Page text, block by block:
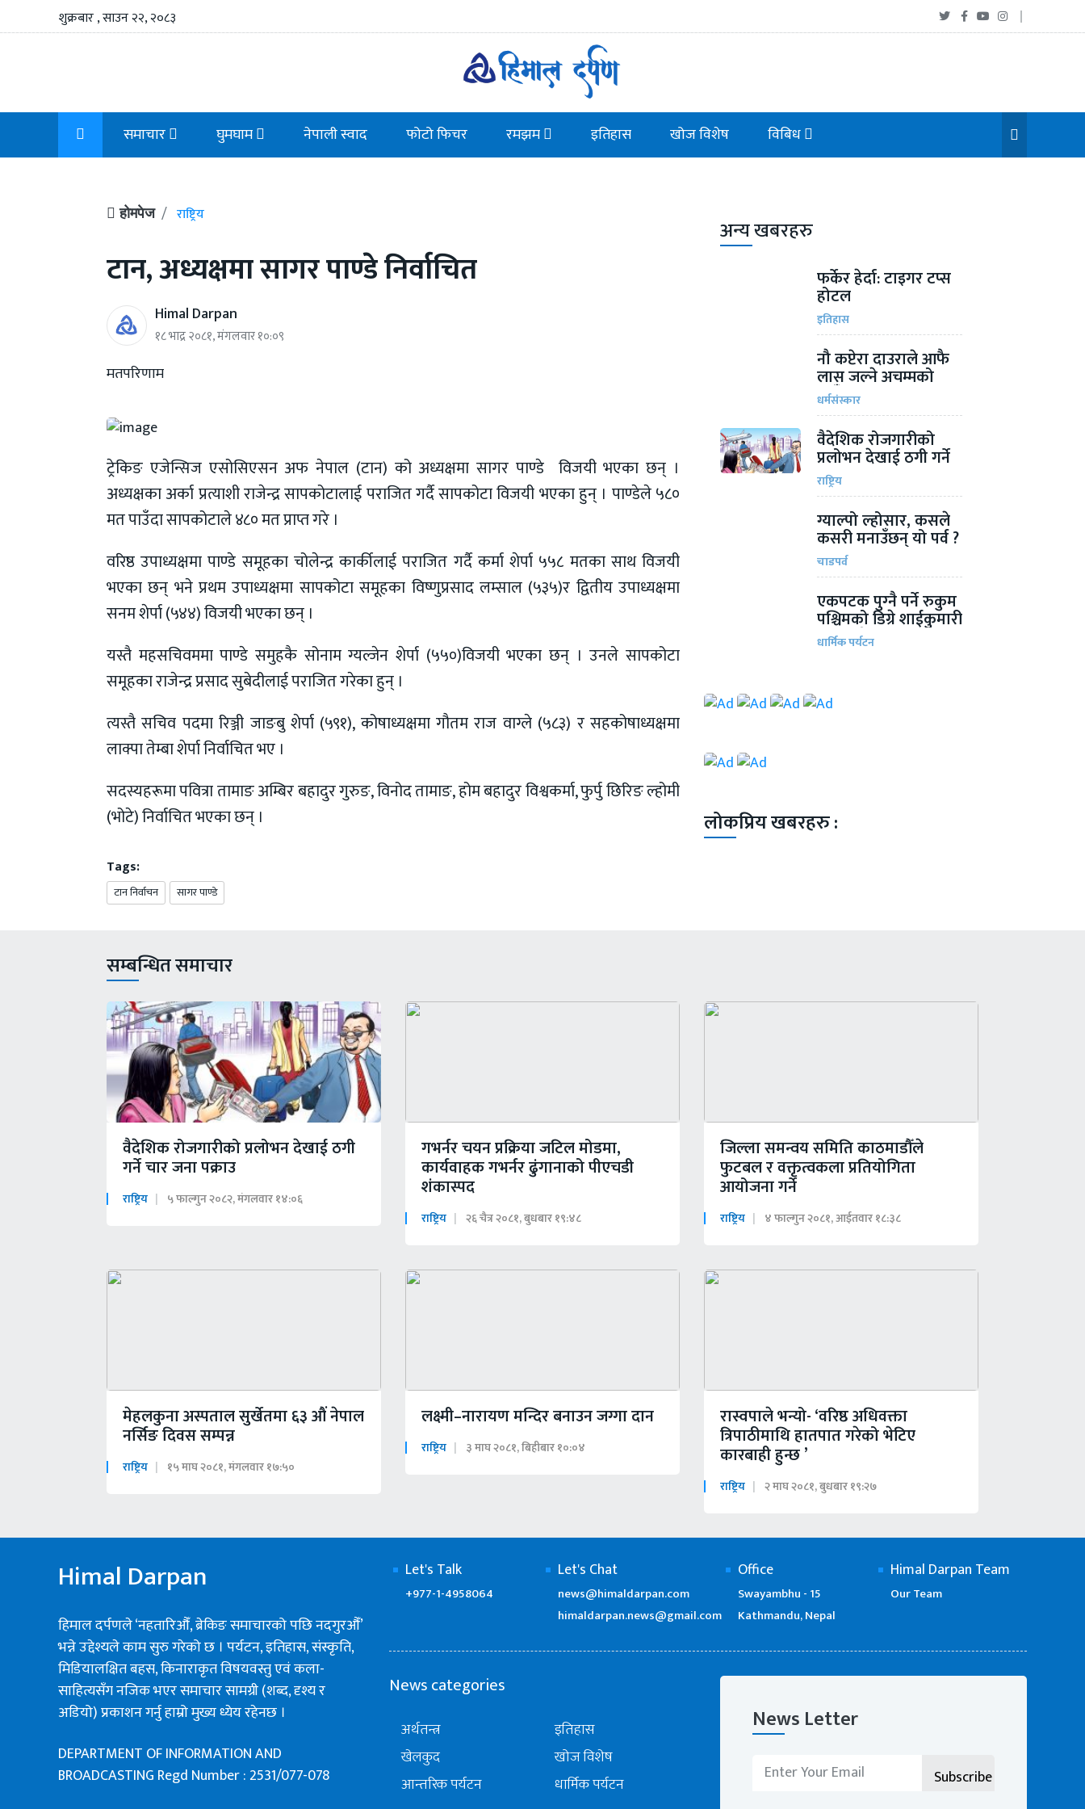
शुक्रबार , साउन २२, २०८३
समाचार घुमघाम नेपाली स्वाद फोटो फिचर रमझम इतिहास खोज विशेष विबिध
होमपेज राष्ट्रिय
टान, अध्यक्षमा सागर पाण्डे निर्वाचित
Himal Darpan
१८ भाद्र २०८१, मंगलवार १०:०९
मतपरिणाम
ट्रेकिङ एजेन्सिज एसोसिएसन अफ नेपाल (टान) को अध्यक्षमा सागर पाण्डे विजयी भएका छन् ।
अध्यक्षका अर्का प्रत्याशी राजेन्द्र सापकोटालाई पराजित गर्दै सापकोटा विजयी भएका हुन् । पाण्डेले ५८०
मत पाउँदा सापकोटाले ४८० मत प्राप्त गरे ।
वरिष्ठ उपाध्यक्षमा पाण्डे समूहका चोलेन्द्र कार्कीलाई पराजित गर्दै कर्मा शेर्पा ५५८ मतका साथ विजयी
भएका छन् भने प्रथम उपाध्यक्षमा सापकोटा समूहका विष्णुप्रसाद लम्साल (५३५)र द्वितीय उपाध्यक्षमा
सनम शेर्पा (५४४) विजयी भएका छन् ।
यस्तै महसचिवममा पाण्डे समुहकै सोनाम ग्यल्जेन शेर्पा (५५०)विजयी भएका छन् । उनले सापकोटा
समूहका राजेन्द्र प्रसाद सुबेदीलाई पराजित गरेका हुन् ।
त्यस्तै सचिव पदमा रिञ्जी जाङबु शेर्पा (५९१), कोषाध्यक्षमा गौतम राज वाग्ले (५८३) र सहकोषाध्यक्षमा
लाक्पा तेम्बा शेर्पा निर्वाचित भए ।
सदस्यहरूमा पवित्रा तामाङ अम्बिर बहादुर गुरुङ, विनोद तामाङ, होम बहादुर विश्वकर्मा, फुर्पु छिरिङ ल्होमी
(भोटे) निर्वाचित भएका छन् ।
Tags:
टान निर्वाचन सागर पाण्डे
अन्य खबरहरु
फर्केर हेर्दा: टाइगर टप्स
होटल
इतिहास
नौ कप्टेरा दाउराले आफै
लास जल्ने अचम्मको
ठाऊँ
धर्मसंस्कार
वैदेशिक रोजगारीको
प्रलोभन देखाई ठगी गर्ने
चार जना पक्राउ
राष्ट्रिय
ग्याल्पो ल्होसार, कसले
कसरी मनाउँछन् यो पर्व ?
चाडपर्व
एकपटक पुग्‍नै पर्ने रुकुम
पश्चिमको डिग्रे शाईकुमारी
भगवतीदेवी मन्दिर
धार्मिक पर्यटन
लोकप्रिय खबरहरु :
सम्बन्धित समाचार
वैदेशिक रोजगारीको प्रलोभन देखाई ठगी
गर्ने चार जना पक्राउ
राष्ट्रिय ५ फाल्गुन २०८२, मंगलवार १४:०६
गभर्नर चयन प्रक्रिया जटिल मोडमा,
कार्यवाहक गभर्नर ढुंगानाको पीएचडी
शंकास्पद
राष्ट्रिय २६ चैत्र २०८१, बुधबार १९:४८
जिल्ला समन्वय समिति काठमाडौँले
फुटबल र वक्तृत्वकला प्रतियोगिता
आयोजना गर्ने
राष्ट्रिय ४ फाल्गुन २०८१, आईतवार १८:३८
मेहलकुना अस्पताल सुर्खेतमा ६३ औं नेपाल
नर्सिङ दिवस सम्पन्न
राष्ट्रिय १५ माघ २०८१, मंगलवार १७:५०
लक्ष्मी–नारायण मन्दिर बनाउन जग्गा दान
राष्ट्रिय ३ माघ २०८१, बिहीबार १०:०४
रास्वपाले भन्यो- ‘वरिष्ठ अधिवक्ता
त्रिपाठीमाथि हातपात गरेको भेटिए
कारबाही हुन्छ ’
राष्ट्रिय २ माघ २०८१, बुधबार १९:२७
Himal Darpan
हिमाल दर्पणले ‘नहतारिऔँ, ब्रेकिङ समाचारको पछि नदगुरऔँ’
भन्ने उद्देश्यले काम सुरु गरेको छ । पर्यटन, इतिहास, संस्कृति,
मिडियालक्षित बहस, किनाराकृत विषयवस्तु एवं कला-
साहित्यसँग नजिक भएर समाचार सामग्री (शब्द, दृश्य र
अडियो) प्रकाशन गर्नु हाम्रो मुख्य ध्येय रहेनछ ।
DEPARTMENT OF INFORMATION AND
BROADCASTING Regd Number : 2531/077-078
Let's Talk
+977-1-4958064
Let's Chat
news@himaldarpan.com
himaldarpan.news@gmail.com
Office
Swayambhu - 15
Kathmandu, Nepal
Himal Darpan Team
Our Team
News categories
अर्थतन्त्र
इतिहास
खेलकुद
खोज विशेष
आन्तरिक पर्यटन
धार्मिक पर्यटन
News Letter